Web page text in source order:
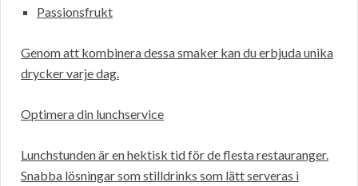
Passionsfrukt
Genom att kombinera dessa smaker kan du erbjuda unika
drycker varje dag.
Optimera din lunchservice
Lunchstunden är en hektisk tid för de flesta restauranger.
Snabba lösningar som stilldrinks som lätt serveras i